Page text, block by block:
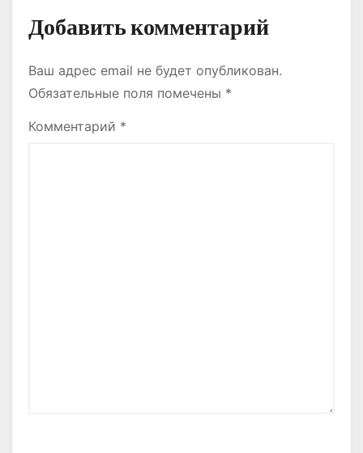
Добавить комментарий
Ваш адрес email не будет опубликован.
Обязательные поля помечены *
Комментарий *